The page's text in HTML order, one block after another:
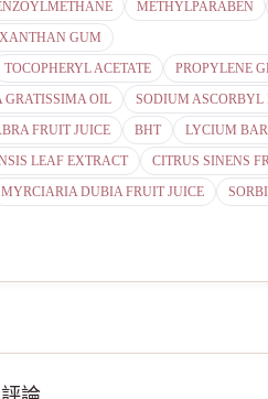
METHYLPARABEN
XANTHAN GUM
TOCOPHERYL ACETATE
PROPYLENE
GRATISSIMA OIL
SODIUM ASCORBYL
FRUIT JUICE BHT
LYCIUM
LEAF EXTRACT
CITRUS SINENS
MYRCIARIA DUBIA FRUIT JUICE